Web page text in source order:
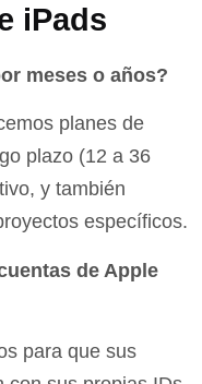
iPads
meses o años?
planes de
plazo (12 a 36
y también
específicos.
de Apple
para que sus